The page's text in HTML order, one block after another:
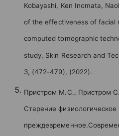
Kobayashi, Ken Inomata,
of the effectiveness of facial
computed tomographic
study, Skin Research and
3, (472-479), (2022).
Пристром М.С., Пристром
Старение физиологическое